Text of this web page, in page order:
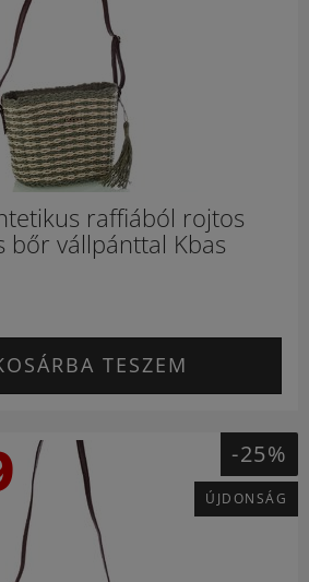
raffiából rojtos
bőr vállpánttal Kbas
TESZEM
-25%
ÚJDONSÁG